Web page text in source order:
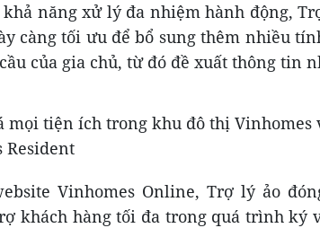
năng xử lý đa nhiệm hành động,
càng tối ưu để bổ sung thêm nhiều
của gia chủ, từ đó đề xuất thông tin
mọi tiện ích trong khu đô thị
Resident
Vinhomes Online, Trợ lý ảo
khách hàng tối đa trong quá trình ký